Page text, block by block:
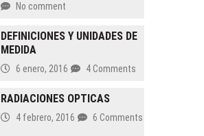
No comment
DEFINICIONES Y UNIDADES DE
MEDIDA
6 enero, 2016 4 Comments
RADIACIONES OPTICAS
4 febrero, 2016 6 Comments